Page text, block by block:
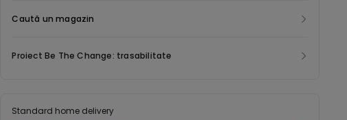
Caută un magazin
Proiect Be The Change: trasabilitate
Standard home delivery